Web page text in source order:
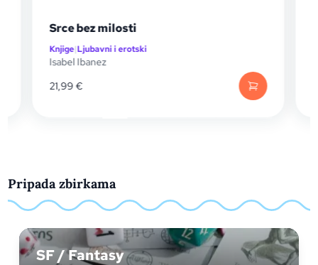
Srce bez milosti
Knjige|Ljubavni i erotski
Isabel Ibanez
21,99€
Pripada zbirkama
SF / Fantasy